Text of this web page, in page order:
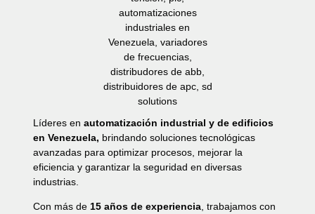
Líderes en automatización industrial y de edificios
en Venezuela, brindando soluciones tecnológicas
avanzadas para optimizar procesos, mejorar la
eficiencia y garantizar la seguridad en diversas
industrias.
Con más de 15 años de experiencia, trabajamos con